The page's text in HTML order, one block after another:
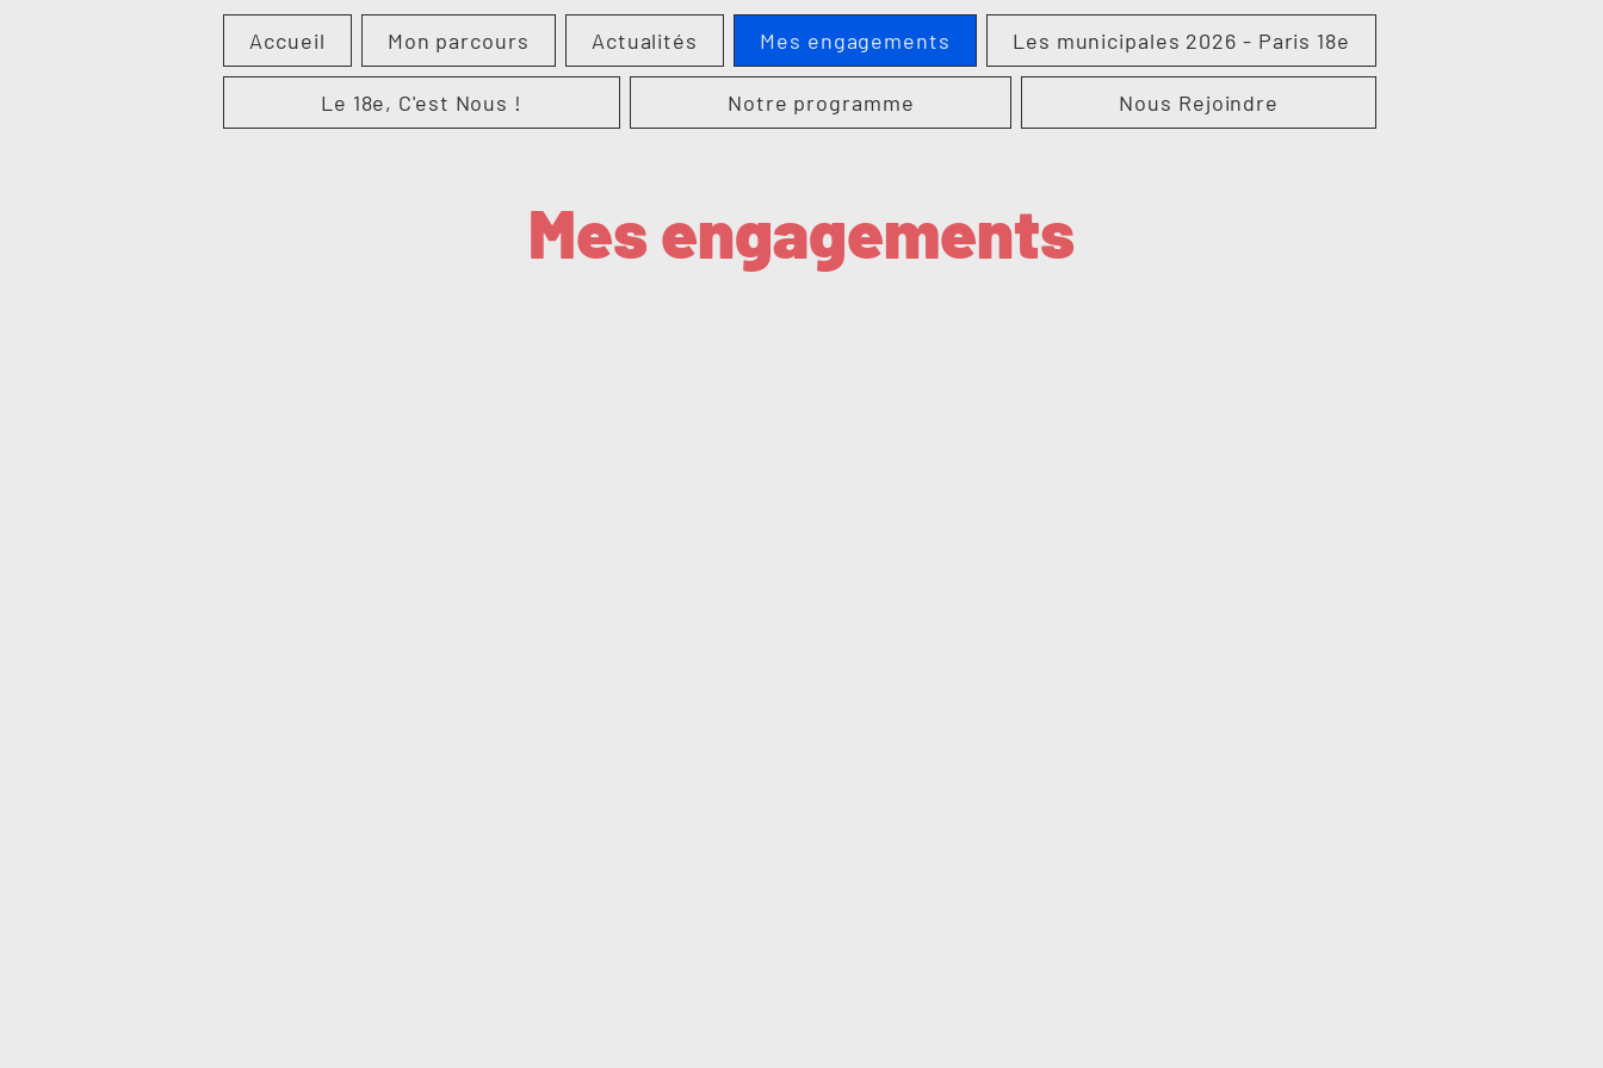
Accueil Mon parcours Actualités Mes engagements Les municipales 2026 - Paris 18e
Le 18e, C'est Nous ! Notre programme Nous Rejoindre
Mes engagements